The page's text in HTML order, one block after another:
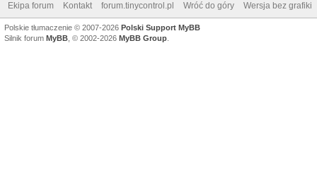
Ekipa forum Kontakt forum.tinycontrol.pl Wróć do góry Wersja bez grafiki
Polskie tłumaczenie © 2007-2026 Polski Support MyBB
Silnik forum MyBB , © 2002-2026 MyBB Group